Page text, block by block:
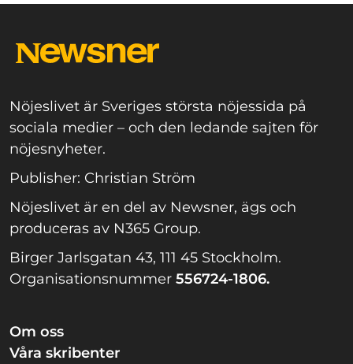
Nöjeslivet är Sveriges största nöjessida på
sociala medier – och den ledande sajten för
nöjesnyheter.
Publisher: Christian Ström
Nöjeslivet är en del av Newsner, ägs och
produceras av N365 Group.
Birger Jarlsgatan 43, 111 45 Stockholm.
Organisationsnummer 556724-1806.
Om oss
Våra skribenter